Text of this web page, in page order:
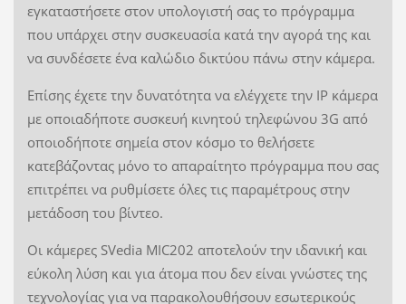
εγκαταστήσετε στον υπολογιστή σας το πρόγραμμα
που υπάρχει στην συσκευασία κατά την αγορά της και
να συνδέσετε ένα καλώδιο δικτύου πάνω στην κάμερα.
Επίσης έχετε την δυνατότητα να ελέγχετε την IP κάμερα
με οποιαδήποτε συσκευή κινητού τηλεφώνου 3G από
οποιοδήποτε σημεία στον κόσμο το θελήσετε
κατεβάζοντας μόνο το απαραίτητο πρόγραμμα που σας
επιτρέπει να ρυθμίσετε όλες τις παραμέτρους στην
μετάδοση του βίντεο.
Οι κάμερες SVedia MIC202 αποτελούν την ιδανική και
εύκολη λύση και για άτομα που δεν είναι γνώστες της
τεχνολογίας για να παρακολουθήσουν εσωτερικούς